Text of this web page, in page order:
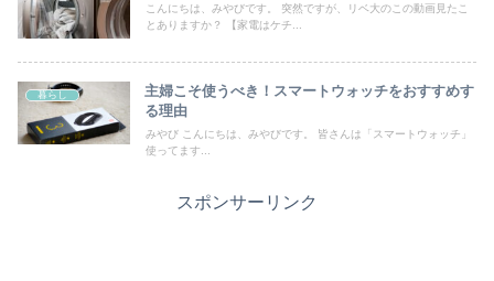
こんにちは、みやびです。 突然ですが、リベ大のこの動画見たこ
とありますか？ 【家電はケチ...
暮らし
主婦こそ使うべき！スマートウォッチをおすすめす
る理由
みやび こんにちは、みやびです。 皆さんは「スマートウォッチ」
使ってます...
スポンサーリンク